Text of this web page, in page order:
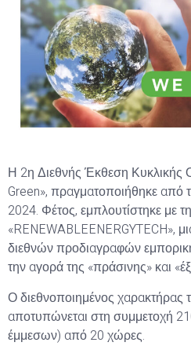
Η 2η Διεθνής Έκθεση Κυκλικής
Green», πραγματοποιήθηκε από
2024. Φέτος, εμπλουτίστηκε με τη
«RENEWABLEENERGYTECH»,
διεθνών προδιαγραφών
την αγορά της «πράσινης» και
Ο διεθνοποιημένος
αποτυπώνεται στη συμμετοχή
έμμεσων) από 20 χώρες.